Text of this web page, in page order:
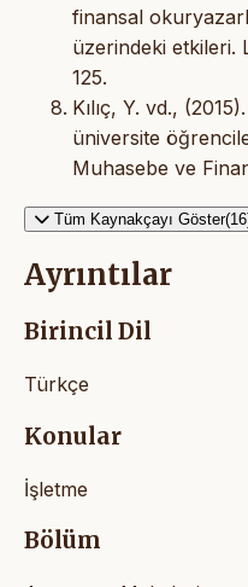
finansal
üzerindeki etkileri.
125.
Kılıç, Y. vd.,
üniversite
Muhasebe ve
Tüm Kaynakçayı
Ayrıntılar
Birincil Dil
Türkçe
Konular
İşletme
Bölüm